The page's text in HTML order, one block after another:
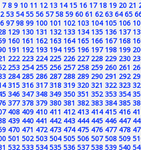
7 8 9 10 11 12 13 14 15 16 17 18 19 20 21
53 54 55 56 57 58 59 60 61 62 63 64 65
97 98 99 100 101 102 103 104 105 106
129 130 131 132 133 134 135 136 137
160 161 162 163 164 165 166 167 168
191 192 193 194 195 196 197 198 199
222 223 224 225 226 227 228 229 230
253 254 255 256 257 258 259 260 261
284 285 286 287 288 289 290 291 292
315 316 317 318 319 320 321 322 323
346 347 348 349 350 351 352 353 354
377 378 379 380 381 382 383 384 385
408 409 410 411 412 413 414 415 416
439 440 441 442 443 444 445 446 447
470 471 472 473 474 475 476 477 478
501 502 503 504 505 506 507 508 509
532 533 534 535 536 537 538 539 540